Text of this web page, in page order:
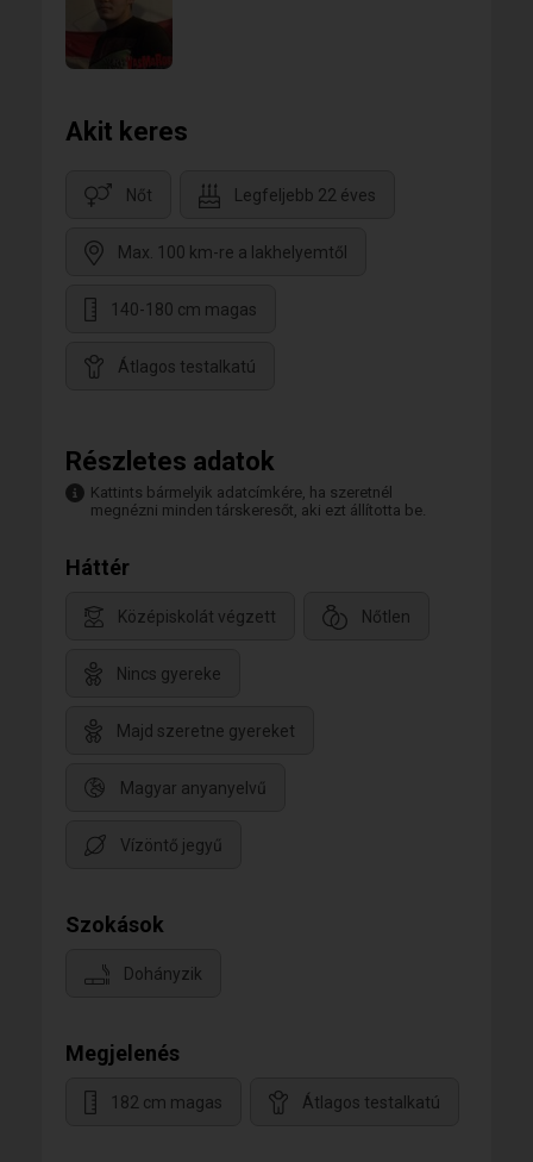
Akit keres
Nőt Legfeljebb 22 éves
Max. 100 km-re a lakhelyemtől
140-180 cm magas
Átlagos testalkatú
Részletes adatok
Kattints bármelyik adatcímkére, ha szeretnél
megnézni minden társkeresőt, aki ezt állította be.
Háttér
Középiskolát végzett Nőtlen
Nincs gyereke
Majd szeretne gyereket
Magyar anyanyelvű
Vízöntő jegyű
Szokások
Dohányzik
Megjelenés
182 cm magas Átlagos testalkatú